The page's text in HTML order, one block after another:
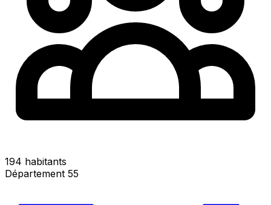
194 habitants
Département 55